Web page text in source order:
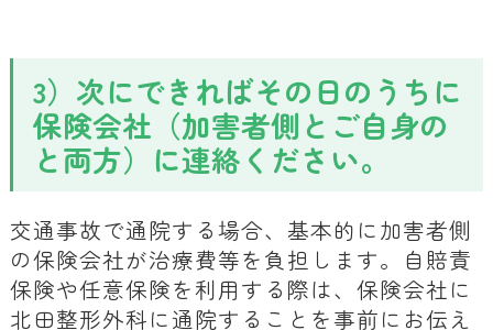
3）次にできればその日のうちに
保険会社（加害者側とご自身の
と両方）に連絡ください。
交通事故で通院する場合、基本的に加害者側
の保険会社が治療費等を負担します。自賠責
保険や任意保険を利用する際は、保険会社に
北田整形外科に通院することを事前にお伝え